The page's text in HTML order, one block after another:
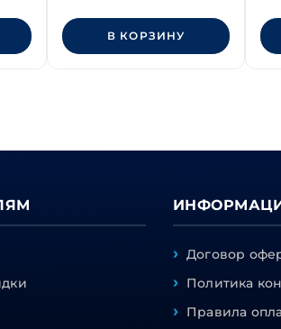
В КОРЗИНУ
Договор
Политика
Правила